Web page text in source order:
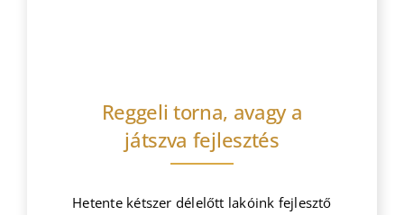
Reggeli torna, avagy a
játszva fejlesztés
Hetente kétszer délelőtt lakóink fejlesztő